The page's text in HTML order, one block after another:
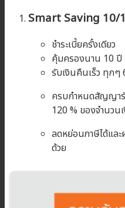
Smart Saving 10/
ชำระเบี้ยครั้งเดียว
คุ้มครองนาน 10 ปี
รับเงินคืนเร็ว ทุกๆ
ครบกำหนดสัญญา
120 % ของจำนวน
ลดหย่อนภาษีได้และ
ด้วย